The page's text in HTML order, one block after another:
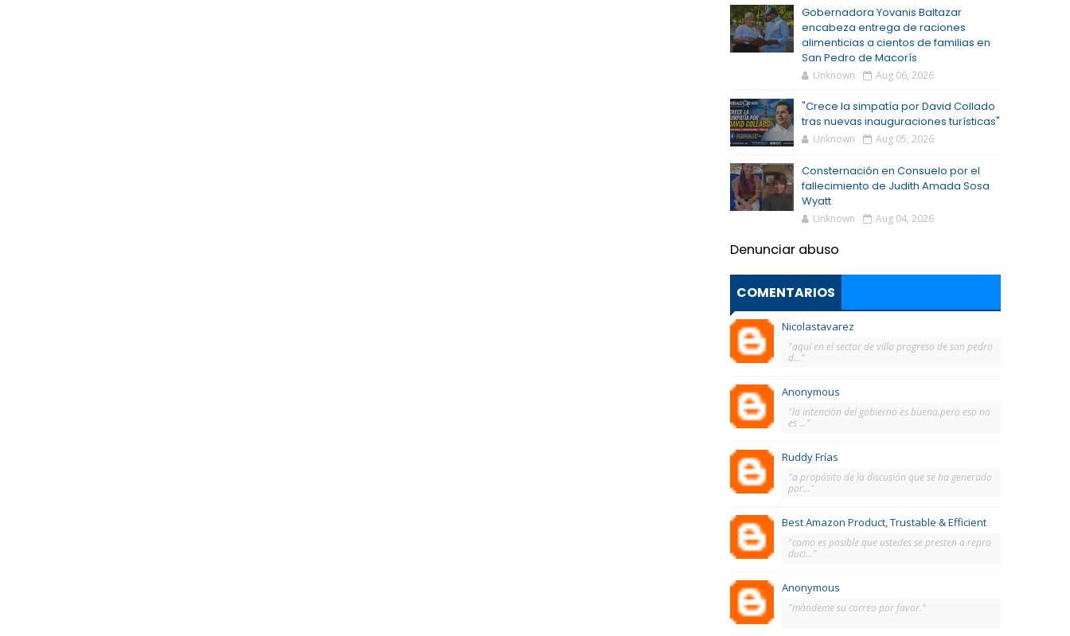
Gobernadora Yovanis Baltazar
encabeza entrega de raciones
alimenticias a cientos de familias en
San Pedro de Macorís
Unknown Aug 06, 2026
"Crece la simpatía por David Collado
tras nuevas inauguraciones turísticas"
Unknown Aug 05, 2026
Consternación en Consuelo por el
fallecimiento de Judith Amada Sosa
Wyatt
Unknown Aug 04, 2026
Denunciar abuso
COMENTARIOS
Nicolastavarez
"aquí en el sector de villa progreso de san pedro
d..."
Anonymous
"la intención del gobierno es buena.pero eso no
es ..."
Ruddy Frías
"a propósito de la discusión que se ha generado
por..."
Best Amazon Product, Trustable & Efficient
"como es posible que ustedes se presten a repro
duci..."
Anonymous
"màndeme su correo por favor."